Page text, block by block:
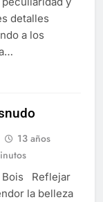
detalles
a los
13 años
Bois Reflejar
la belleza